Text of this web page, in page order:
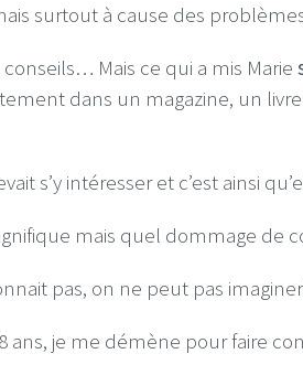
surtout à cause des
Mais ce qui a mis Marie
dans un magazine, un
s’y intéresser et c’est ainsi
mais quel dommage de
pas, on ne peut pas
ans, je me démène pour faire